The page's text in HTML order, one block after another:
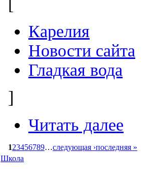
[
Карелия
Новости сайта
Гладкая вода
]
Читать далее
123456789…следующая ›последняя »
Школа